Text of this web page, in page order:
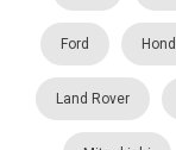
Ford
Land Rover